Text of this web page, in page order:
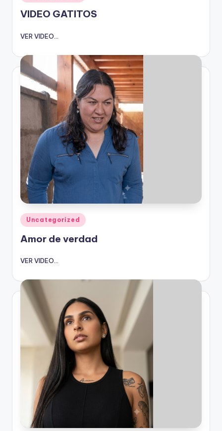
en
VIDEO GATITOS
VER VIDEO...
Publicado
en
Uncategorized
Amor de verdad
VER VIDEO...